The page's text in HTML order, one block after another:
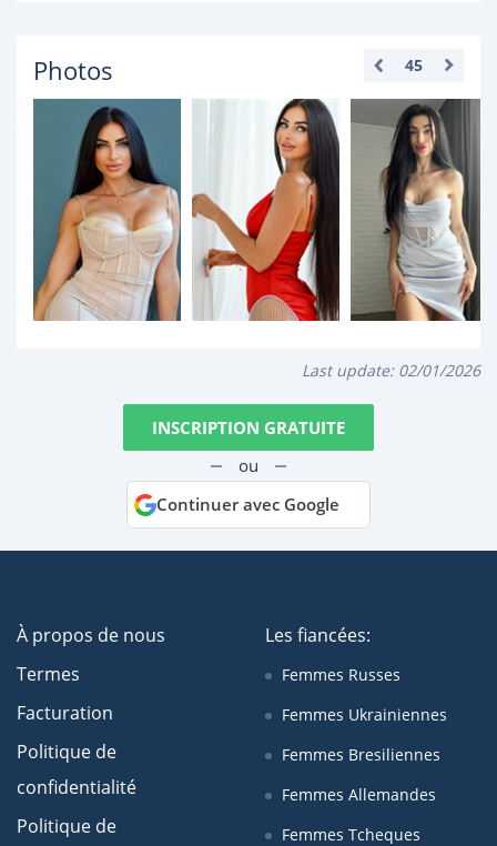
Photos 45
Last update: 02/01/2026
INSCRIPTION GRATUITE
ou
Continuer avec Google
À propos de nous
Termes
Facturation
Politique de
confidentialité
Politique de
Les fiancées:
Femmes Russes
Femmes Ukrainiennes
Femmes Bresiliennes
Femmes Allemandes
Femmes Tcheques